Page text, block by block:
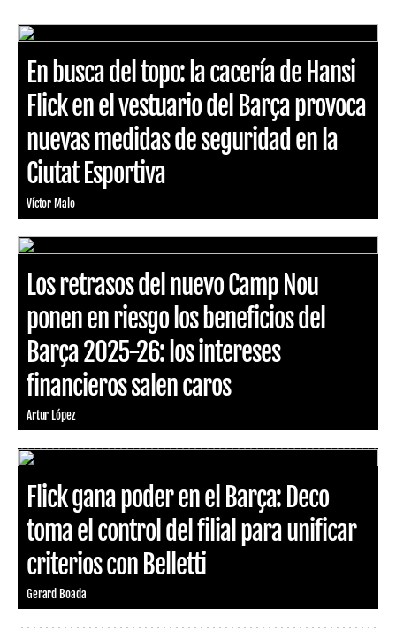
En busca del topo: la cacería de Hansi
Flick en el vestuario del Barça provoca
nuevas medidas de seguridad en la
Ciutat Esportiva
Víctor Malo
Los retrasos del nuevo Camp Nou
ponen en riesgo los beneficios del
Barça 2025-26: los intereses
financieros salen caros
Artur López
Flick gana poder en el Barça: Deco
toma el control del filial para unificar
criterios con Belletti
Gerard Boada